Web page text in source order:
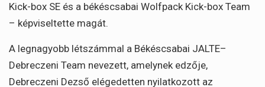
Kick-box SE és a békéscsabai Wolfpack Kick-box Team
– képviseltette magát.
A legnagyobb létszámmal a Békéscsabai JALTE–
Debreczeni Team nevezett, amelynek edzője,
Debreczeni Dezső elégedetten nyilatkozott az